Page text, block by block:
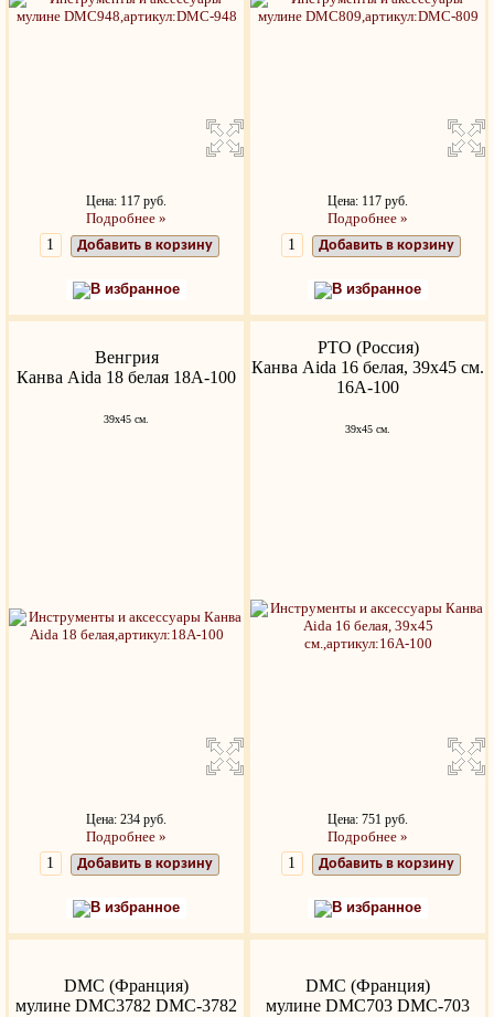
Цена: 117 руб.
Подробнее »
Добавить в корзину
В избранное
Цена: 117 руб.
Подробнее »
Добавить в корзину
В избранное
Венгрия
Канва Aida 18 белая 18A-100
39х45 см.
Цена: 234 руб.
Подробнее »
Добавить в корзину
В избранное
РТО (Россия)
Канва Aida 16 белая, 39х45 см.
16A-100
39х45 см.
Цена: 751 руб.
Подробнее »
Добавить в корзину
В избранное
DMC (Франция)
мулине DMC3782 DMC-3782
DMC (Франция)
мулине DMC703 DMC-703